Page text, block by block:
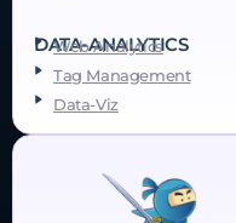
DATA-ANALYTICS
Web Analytics
Tag Management
Data-Viz